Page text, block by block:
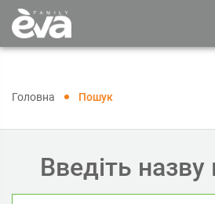
Головна Пошук
Введіть назву